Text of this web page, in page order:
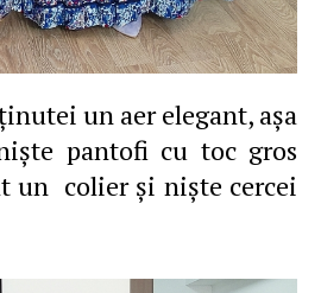
un aer elegant, aşa
pantofi cu toc gros
un colier şi nişte cercei